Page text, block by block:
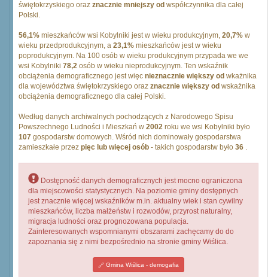
świętokrzyskiego oraz znacznie mniejszy od współczynnika dla całej
Polski.
56,1% mieszkańców wsi Kobylniki jest w wieku produkcyjnym, 20,7% w
wieku przedprodukcyjnym, a 23,1% mieszkańców jest w wieku
poprodukcyjnym. Na 100 osób w wieku produkcyjnym przypada we we
wsi Kobylniki 78,2 osób w wieku nieprodukcyjnym. Ten wskaźnik
obciążenia demograficznego jest więc nieznacznie większy od wkażnika
dla województwa świętokrzyskiego oraz znacznie większy od wskażnika
obciążenia demograficznego dla całej Polski.
Według danych archiwalnych pochodzących z Narodowego Spisu
Powszechnego Ludności i Mieszkań w 2002 roku we wsi Kobylniki było
107 gospodarstw domowych. Wśród nich dominowały gospodarstwa
zamieszkałe przez pięc lub więcej osób - takich gospodarstw było 36 .
Dostępność danych demograficznych jest mocno ograniczona
dla miejscowości statystycznych. Na poziomie gminy dostępnych
jest znacznie więcej wskaźników m.in. aktualny wiek i stan cywilny
mieszkańców, liczba małżeństw i rozwodów, przyrost naturalny,
migracja ludności oraz prognozowana populacja.
Zainteresowanych wspomnianymi obszarami zachęcamy do do
zapoznania się z nimi bezpośrednio na stronie gminy Wiślica.
Gmina Wiślica - demogafia